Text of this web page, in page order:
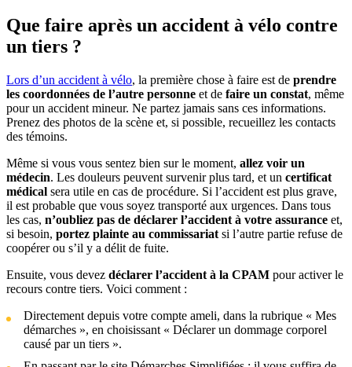
Que faire après un accident à vélo contre
un tiers ?
Lors d’un accident à vélo, la première chose à faire est de prendre
les coordonnées de l’autre personne et de faire un constat, même
pour un accident mineur. Ne partez jamais sans ces informations.
Prenez des photos de la scène et, si possible, recueillez les contacts
des témoins.
Même si vous vous sentez bien sur le moment, allez voir un
médecin. Les douleurs peuvent survenir plus tard, et un certificat
médical sera utile en cas de procédure. Si l’accident est plus grave,
il est probable que vous soyez transporté aux urgences. Dans tous
les cas, n’oubliez pas de déclarer l’accident à votre assurance et,
si besoin, portez plainte au commissariat si l’autre partie refuse de
coopérer ou s’il y a délit de fuite.
Ensuite, vous devez déclarer l’accident à la CPAM pour activer le
recours contre tiers. Voici comment :
Directement depuis votre compte ameli, dans la rubrique « Mes
démarches », en choisissant « Déclarer un dommage corporel
causé par un tiers ».